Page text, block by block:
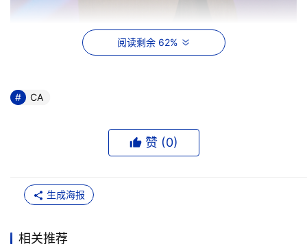
EITM使企业可以更好地将IT资源与业务需求相结合，从
务、管理成本、并真正地将IT与业务需求紧密集成。
款基于EITM蓝图的产品，以帮助用户更好地控制成本、优
终，CA将总共拥有超过85种从不同侧面反映EITM蓝图的产
阅读剩余 62%
CA
赞 (0)
生成海报
相关推荐